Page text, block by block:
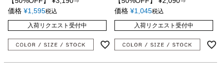
価格 ¥1,595税込
入荷リクエスト受付中
価格 ¥1,045税込
入荷リクエスト受付中